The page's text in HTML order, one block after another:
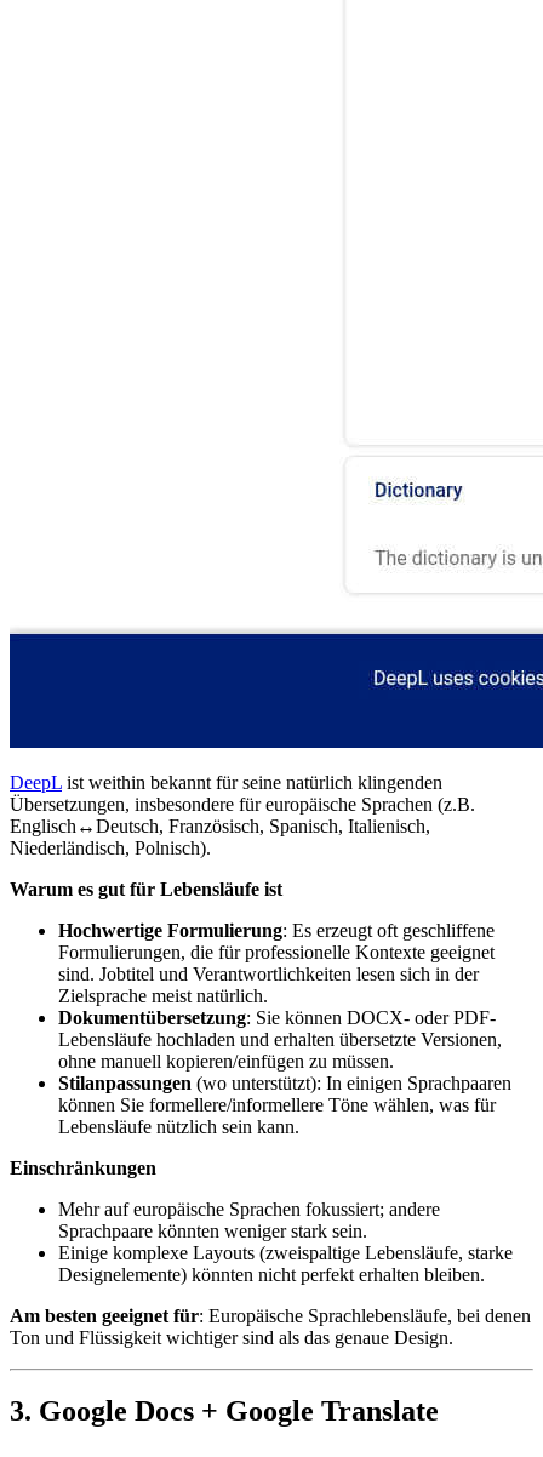
DeepL ist weithin bekannt für seine natürlich klingenden
Übersetzungen, insbesondere für europäische Sprachen (z.B.
Englisch↔Deutsch, Französisch, Spanisch, Italienisch,
Niederländisch, Polnisch).
Warum es gut für Lebensläufe ist
Hochwertige Formulierung: Es erzeugt oft geschliffene
Formulierungen, die für professionelle Kontexte geeignet
sind. Jobtitel und Verantwortlichkeiten lesen sich in der
Zielsprache meist natürlich.
Dokumentübersetzung: Sie können DOCX- oder PDF-
Lebensläufe hochladen und erhalten übersetzte Versionen,
ohne manuell kopieren/einfügen zu müssen.
Stilanpassungen (wo unterstützt): In einigen Sprachpaaren
können Sie formellere/informellere Töne wählen, was für
Lebensläufe nützlich sein kann.
Einschränkungen
Mehr auf europäische Sprachen fokussiert; andere
Sprachpaare könnten weniger stark sein.
Einige komplexe Layouts (zweispaltige Lebensläufe, starke
Designelemente) könnten nicht perfekt erhalten bleiben.
Am besten geeignet für: Europäische Sprachlebensläufe, bei denen
Ton und Flüssigkeit wichtiger sind als das genaue Design.
3. Google Docs + Google Translate